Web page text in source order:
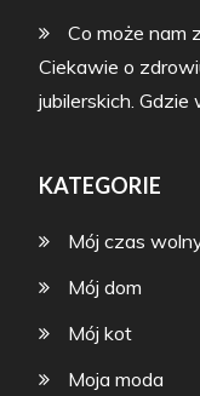
Co może nam
Ciekawie o
jubilerskich.
KATEGORIE
Mój czas
Mój dom
Mój kot
Moja moda